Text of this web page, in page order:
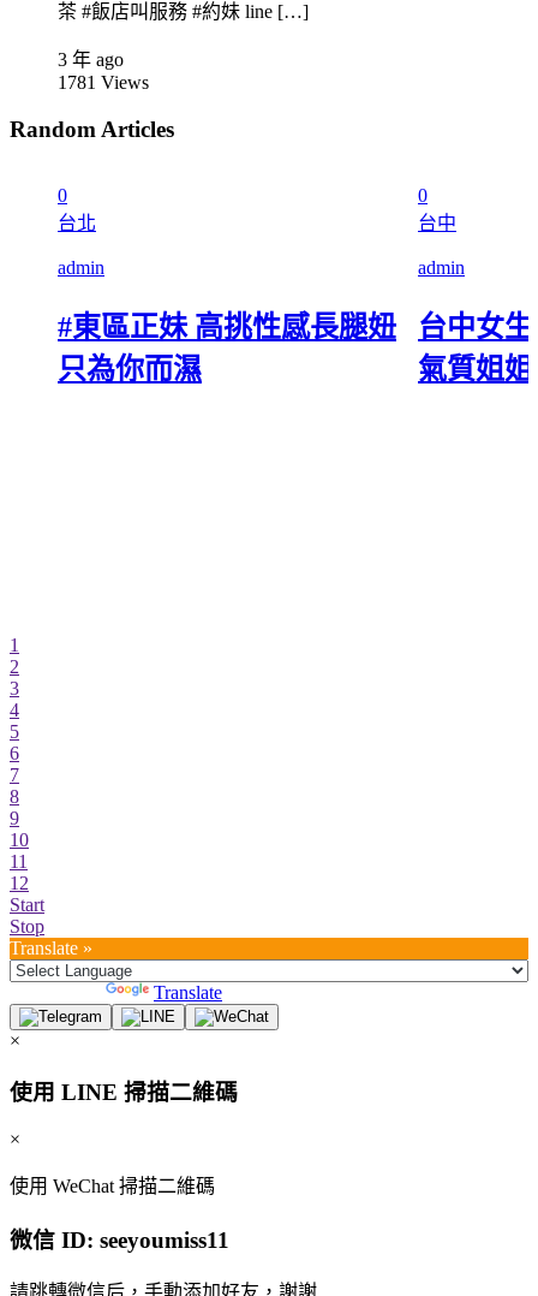
茶 #飯店叫服務 #約妹 line […]
3 年 ago
1781 Views
Random Articles
0
台北
admin
#東區正妹 高挑性感長腿妞
只為你而濕
0
台中
admin
台中女
氣質姐
1
2
3
4
5
6
7
8
9
10
11
12
Start
Stop
Translate »
Translate
×
使用 LINE 掃描二維碼
×
使用 WeChat 掃描二維碼
微信 ID: seeyoumiss11